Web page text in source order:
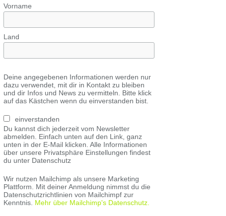
Vorname
Land
Deine angegebenen Informationen werden nur
dazu verwendet, mit dir in Kontakt zu bleiben
und dir Infos und News zu vermitteln. Bitte klick
auf das Kästchen wenn du einverstanden bist.
einverstanden
Du kannst dich jederzeit vom Newsletter
abmelden. Einfach unten auf den Link, ganz
unten in der E-Mail klicken. Alle Informationen
über unsere Privatsphäre Einstellungen findest
du unter Datenschutz
Wir nutzen Mailchimp als unsere Marketing
Plattform. Mit deiner Anmeldung nimmst du die
Datenschutzrichtlinien von Mailchimpf zur
Kenntnis. Mehr über Mailchimp's Datenschutz.